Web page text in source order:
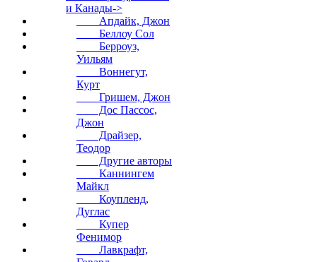
и Канады->
Апдайк, Джон
Беллоу Сол
Берроуз,
Уильям
Воннегут,
Курт
Гришем, Джон
Дос Пассос,
Джон
Драйзер,
Теодор
Другие авторы
Каннингем
Майкл
Коупленд,
Дуглас
Купер
Фенимор
Лавкрафт,